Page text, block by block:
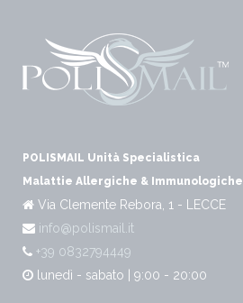
POLISMAIL Unità Specialistica
Malattie Allergiche & Immunologiche
Via Clemente Rebora, 1 - LECCE
info@polismail.it
+39 0832794449
lunedì - sabato | 9:00 - 20:00